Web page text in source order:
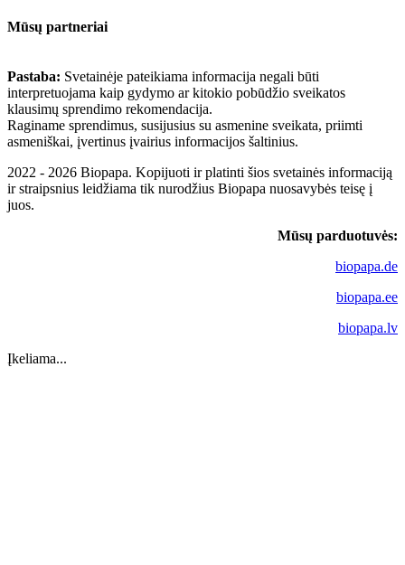
Mūsų partneriai
Pastaba: Svetainėje pateikiama informacija negali būti
interpretuojama kaip gydymo ar kitokio pobūdžio sveikatos
klausimų sprendimo rekomendacija.
Raginame sprendimus, susijusius su asmenine sveikata, priimti
asmeniškai, įvertinus įvairius informacijos šaltinius.
2022 - 2026 Biopapa. Kopijuoti ir platinti šios svetainės informaciją
ir straipsnius leidžiama tik nurodžius Biopapa nuosavybės teisę į
juos.
Mūsų parduotuvės:
biopapa.de
biopapa.ee
biopapa.lv
Įkeliama...